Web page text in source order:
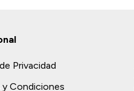
Privacidad
y Condiciones